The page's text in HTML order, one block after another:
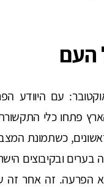
העם
נחזור אל בוקר שבת ה-7
פתחו כלי התקשורת
כשתמונת
בערים ובקיבוצים
הפרעה. זה אחר זה